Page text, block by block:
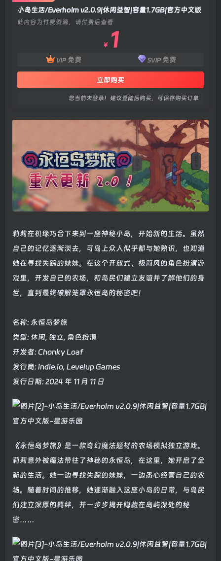
小岛生活/Everholm v2.0.9|休闲益智|容量1.7GB|官方中文版
此内容为付费资源，请付费后查看
￥ 1
VIP 免费 SVIP 免费
立即购买
您当前未登录！建议登陆后购买，可保存购买订单
莉莉在机缘巧合下来到一座神秘小岛，开始新的生活。虽然
自己的记忆逐渐淡去，可岛上众人似乎都与她熟识，也知道
她在寻找失踪的妹妹。在这个开放式、极简风的角色扮演游
戏里，开发自己的农场，和岛民们建立友谊并了解他们的身
世，直到最终破解笼罩永恒岛的秘密吧！
名称: 永恒岛梦旅
类型: 休闲, 独立, 角色扮演
开发者: Chonky Loaf
发行商: indie.io, Levelup Games
发行日期: 2024 年 11 月 11 日
《永恒岛梦旅》是一款奇幻魔法题材的农场模拟独立游戏。
莉莉意外被魔法带往了神秘的永恒岛，在这里，她开启了全
新的生活。她一边寻找失踪的妹妹，一边悉心经营自己的农
场。随着时间的推移，她逐渐融入这座小岛的日常，与岛民
们建立深厚的羁绊，并一步步揭开隐藏在岛屿深处的秘
密……